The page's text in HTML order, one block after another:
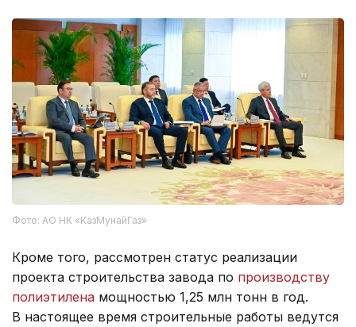
Фото: АО НК «КазМунайГаз»
Кроме того, рассмотрен статус реализации
проекта строительства завода по производству
полиэтилена мощностью 1,25 млн тонн в год.
В настоящее время строительные работы ведутся